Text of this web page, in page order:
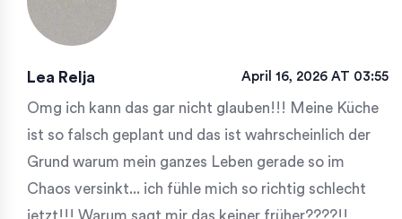
Lea Relja April 16, 2026 AT 03:55
Omg ich kann das gar nicht glauben!!! Meine Küche
ist so falsch geplant und das ist wahrscheinlich der
Grund warum mein ganzes Leben gerade so im
Chaos versinkt... ich fühle mich so richtig schlecht
jetzt!!! Warum sagt mir das keiner früher????!!